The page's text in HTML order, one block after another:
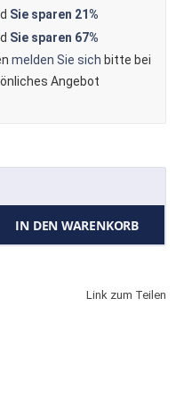
Sie sparen 21%
Sie sparen 67%
melden Sie sich bitte bei
Angebot
IN DEN WARENKORB
Link zum Teilen